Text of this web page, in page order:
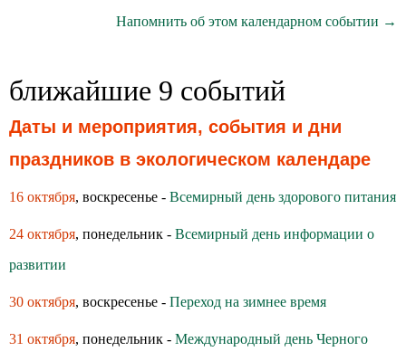
Напомнить об этом календарном событии →
ближайшие 9 событий
Даты и мероприятия, события и дни
праздников в экологическом календаре
16 октября, воскресенье - Всемирный день здoрoвoгo питания
24 октября, понедельник - Всемирный день информации о
развитии
30 октября, воскресенье - Переход на зимнее время
31 октября, понедельник - Международный день Черного